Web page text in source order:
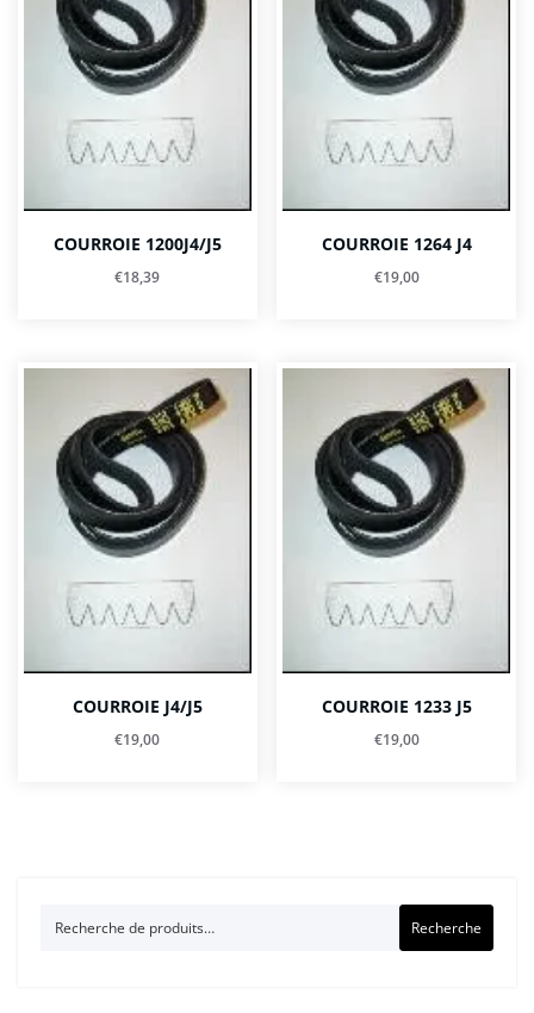
COURROIE 1200J4/J5
€18,39
COURROIE 1264 J4
€19,00
COURROIE J4/J5
€19,00
COURROIE 1233 J5
€19,00
Recherche